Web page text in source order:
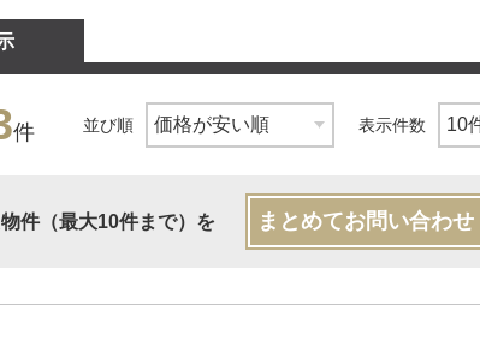
件 並び順 表示件数
件（最大10件まで）を まとめてお問い合わせ